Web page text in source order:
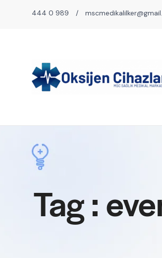
444 0 989 /
Tag :